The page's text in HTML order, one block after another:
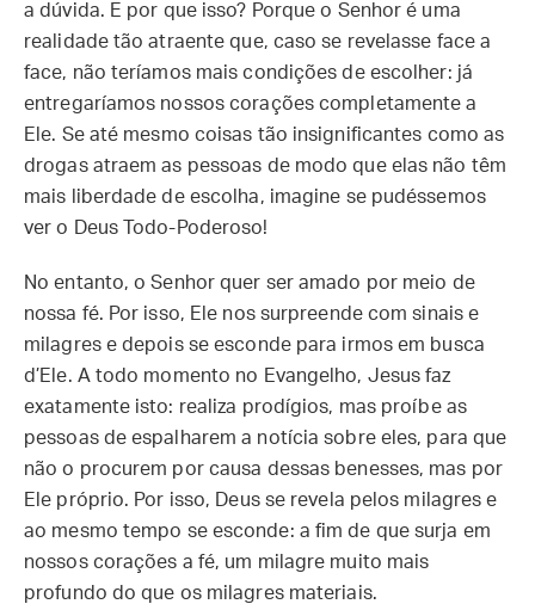
a dúvida. E por que isso? Porque o Senhor é uma
realidade tão atraente que, caso se revelasse face a
face, não teríamos mais condições de escolher: já
entregaríamos nossos corações completamente a
Ele. Se até mesmo coisas tão insignificantes como as
drogas atraem as pessoas de modo que elas não têm
mais liberdade de escolha, imagine se pudéssemos
ver o Deus Todo-Poderoso!
No entanto, o Senhor quer ser amado por meio de
nossa fé. Por isso, Ele nos surpreende com sinais e
milagres e depois se esconde para irmos em busca
d’Ele. A todo momento no Evangelho, Jesus faz
exatamente isto: realiza prodígios, mas proíbe as
pessoas de espalharem a notícia sobre eles, para que
não o procurem por causa dessas benesses, mas por
Ele próprio. Por isso, Deus se revela pelos milagres e
ao mesmo tempo se esconde: a fim de que surja em
nossos corações a fé, um milagre muito mais
profundo do que os milagres materiais.